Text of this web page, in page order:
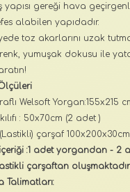
yapısı gereği hava
alabilen yapıdadır.
toz akarlarını uzak
yumuşak dokusu ile
Welsoft Yorgan:155x215
: 50x70cm (2 adet )
çarşaf
:1 adet yorgandan - 2
çarşaftan oluşmaktadır
Talimatları: